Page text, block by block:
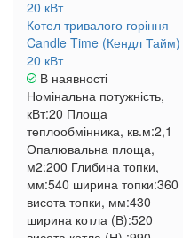
Котел тривалого горіння
Candle Time (Кендл Тайм)
20 кВт
В наявності
Номінальна потужність,
кВт:20 Площа
теплообмінника, кв.м:2,1
Опалювальна площа,
м2:200 Глибина топки,
мм:540 ширина топки:360
висота топки, мм:430
ширина котла (В):520